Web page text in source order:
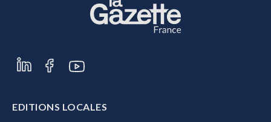
EDITIONS LOCALES